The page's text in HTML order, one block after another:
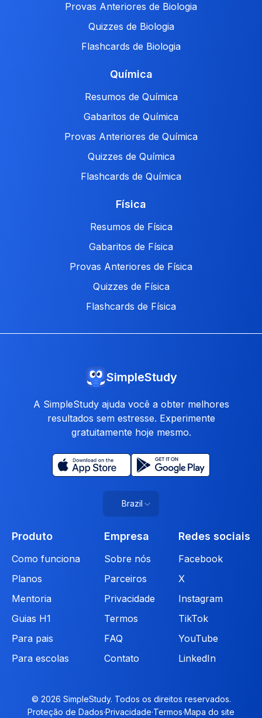
Provas Anteriores de Biologia
Quizzes de Biologia
Flashcards de Biologia
Química
Resumos de Química
Gabaritos de Química
Provas Anteriores de Química
Quizzes de Química
Flashcards de Química
Física
Resumos de Física
Gabaritos de Física
Provas Anteriores de Física
Quizzes de Física
Flashcards de Física
SimpleStudy
A SimpleStudy ajuda você a obter melhores
resultados sem estresse. Experimente
gratuitamente hoje mesmo.
Brazil
Produto
Como funciona
Planos
Mentoria
Guias H1
Para pais
Para escolas
Empresa
Sobre nós
Parceiros
Privacidade
Termos
FAQ
Contato
Redes sociais
Facebook
X
Instagram
TikTok
YouTube
LinkedIn
© 2026 SimpleStudy. Todos os direitos reservados.
Proteção de Dados·Privacidade·Termos·Mapa do site